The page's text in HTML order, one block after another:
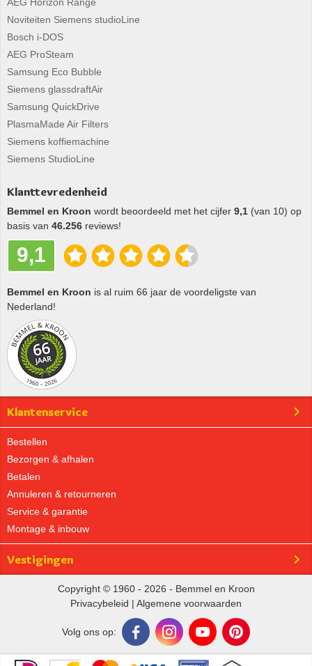
AEG Horizon Range
Noviteiten Siemens studioLine
Bosch i-DOS
AEG ProSteam
Samsung Eco Bubble
Siemens glassdraftAir
Samsung QuickDrive
PlasmaMade Air Filters
Siemens koffiemachine
Siemens StudioLine
Klanttevredenheid
Bemmel en Kroon wordt beoordeeld met het cijfer 9,1 (van 10) op
basis van 46.256 reviews!
9,1
Bemmel en Kroon is al ruim 66 jaar de voordeligste van
Nederland!
Klantenservice
Bestellen
Bezorgen & afhalen
Betalen
Annuleren & retourneren
Service & garantie
Montage & inbouw
Vestigingen
Copyright © 1960 - 2026 - Bemmel en Kroon
Privacybeleid | Algemene voorwaarden
Volg ons op: